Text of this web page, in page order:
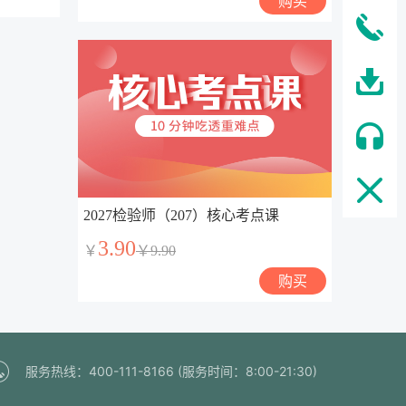
2027检验师（207）核心考点课
￥ 3.90￥9.90
购买
服务热线：400-111-8166 (服务时间：8:00-21:30)